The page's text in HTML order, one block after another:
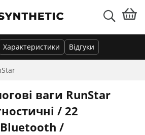
Характеристики Відгуки
ваги RunStar
/ 22
/